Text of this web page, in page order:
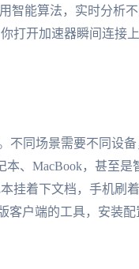
智能算法，实时分析
打开加速器瞬间连接
不同场景需要不同设
本、MacBook，甚至
挂着下文档，手机刷
客户端的工具，安装配